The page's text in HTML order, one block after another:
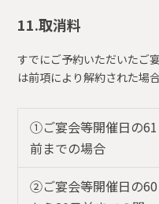
11.取消料
すでにご予約いただいたご
は前項により解約された場
①ご宴会等開催日の61
前までの場合
②ご宴会等開催日の60